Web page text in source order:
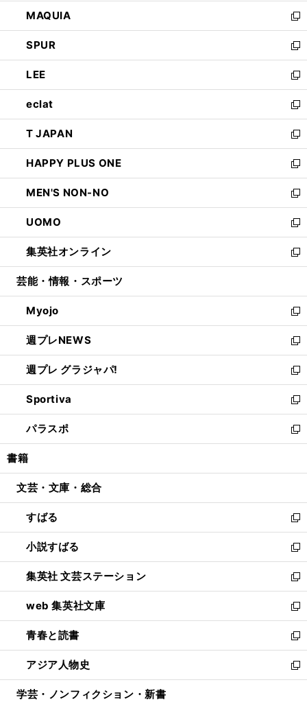
ド
ウ
で
開
く
ウ
ィ
ン
ド
ウ
で
開
く
し
い
ウ
ィ
ン
ド
ウ
で
開
く
MAQUIA
新
し
い
ウ
ィ
ン
ド
ウ
で
開
く
SPUR
新
し
い
ウ
ィ
ン
ド
ウ
で
開
く
LEE
新
し
い
ウ
ィ
ン
ド
ウ
で
開
く
eclat
新
し
い
ウ
ィ
ン
ド
ウ
で
開
く
T JAPAN
新
し
い
ウ
ィ
ン
ド
ウ
で
開
HAPPY PLUS ONE
新
し
い
ウ
ィ
ン
ド
ウ
開
く
MEN'S NON-NO
新
し
い
ウ
ィ
ン
ウ
で
開
く
UOMO
新
し
い
ウ
ン
ド
ウ
で
開
く
集英社オンライン
新
し
ウ
ィ
ン
ド
ウ
で
開
く
芸能・情報・スポーツ
Myojo
新
し
い
ウ
ィ
ン
ド
ウ
で
開
週プレNEWS
新
し
い
ウ
ィ
ン
ド
ウ
開
週プレ グラジャパ!
新
し
い
ウ
ィ
ン
ウ
開
く
Sportiva
新
し
い
ウ
ン
ウ
で
開
く
パラスポ
新
し
ウ
ン
ド
ウ
で
開
く
書籍
文芸・文庫・総合
すばる
新
し
い
ウ
ィ
ン
ド
ウ
で
開
く
小説すばる
新
し
い
ウ
ィ
ン
ド
ウ
で
開
集英社 文芸ステーション
新
し
い
ウ
ィ
ン
ド
ウ
web 集英社文庫
新
し
い
ウ
ィ
ン
青春と読書
新
し
い
ウ
アジア人物史
新
し
学芸・ノンフィクション・新書